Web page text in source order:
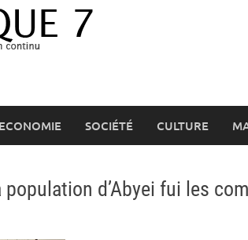
ECONOMIE SOCIÉTÉ CULTURE
d’Abyei fui les